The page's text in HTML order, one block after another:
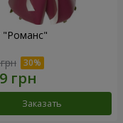
"Романс"
Заказать